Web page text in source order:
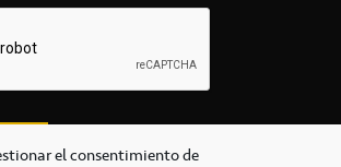
el consentimiento de